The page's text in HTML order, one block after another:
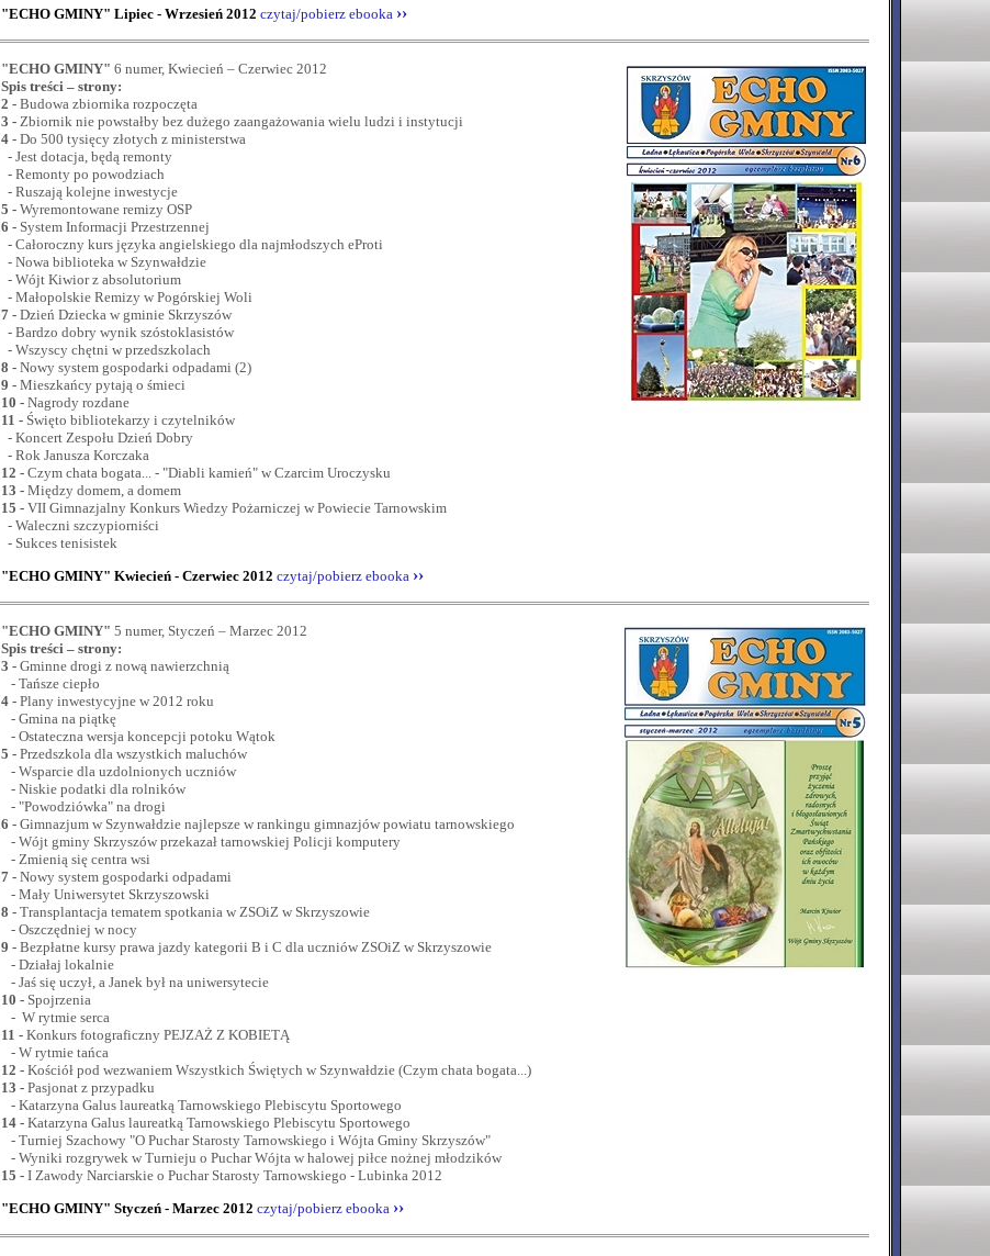
"ECHO GMINY" Lipiec - Wrzesień 2012 czytaj/pobierz ebooka ››
"ECHO GMINY" 6 numer, Kwiecień – Czerwiec 2012
Spis treści – strony:
2 - Budowa zbiornika rozpoczęta
3 - Zbiornik nie powstałby bez dużego zaangażowania wielu ludzi i instytucji
4 - Do 500 tysięcy złotych z ministerstwa
- Jest dotacja, będą remonty
- Remonty po powodziach
- Ruszają kolejne inwestycje
5 - Wyremontowane remizy OSP
6 - System Informacji Przestrzennej
- Całoroczny kurs języka angielskiego dla najmłodszych eProti
- Nowa biblioteka w Szynwałdzie
- Wójt Kiwior z absolutorium
- Małopolskie Remizy w Pogórskiej Woli
7 - Dzień Dziecka w gminie Skrzyszów
- Bardzo dobry wynik szóstoklasistów
- Wszyscy chętni w przedszkolach
8 - Nowy system gospodarki odpadami (2)
9 - Mieszkańcy pytają o śmieci
10 - Nagrody rozdane
11 - Święto bibliotekarzy i czytelników
- Koncert Zespołu Dzień Dobry
- Rok Janusza Korczaka
12 - Czym chata bogata... - "Diabli kamień" w Czarcim Uroczysku
13 - Między domem, a domem
15 - VII Gimnazjalny Konkurs Wiedzy Pożarniczej w Powiecie Tarnowskim
- Waleczni szczypiorniści
- Sukces tenisistek
"ECHO GMINY" Kwiecień - Czerwiec 2012 czytaj/pobierz ebooka ››
"ECHO GMINY" 5 numer, Styczeń – Marzec 2012
Spis treści – strony:
3 - Gminne drogi z nową nawierzchnią
- Tańsze ciepło
4 - Plany inwestycyjne w 2012 roku
- Gmina na piątkę
- Ostateczna wersja koncepcji potoku Wątok
5 - Przedszkola dla wszystkich maluchów
- Wsparcie dla uzdolnionych uczniów
- Niskie podatki dla rolników
- "Powodziówka" na drogi
6 - Gimnazjum w Szynwałdzie najlepsze w rankingu gimnazjów powiatu tarnowskiego
- Wójt gminy Skrzyszów przekazał tarnowskiej Policji komputery
- Zmienią się centra wsi
7 - Nowy system gospodarki odpadami
- Mały Uniwersytet Skrzyszowski
8 - Transplantacja tematem spotkania w ZSOiZ w Skrzyszowie
- Oszczędniej w nocy
9 - Bezpłatne kursy prawa jazdy kategorii B i C dla uczniów ZSOiZ w Skrzyszowie
- Działaj lokalnie
- Jaś się uczył, a Janek był na uniwersytecie
10 - Spojrzenia
- W rytmie serca
11 - Konkurs fotograficzny PEJZAŻ Z KOBIETĄ
- W rytmie tańca
12 - Kościół pod wezwaniem Wszystkich Świętych w Szynwałdzie (Czym chata bogata...)
13 - Pasjonat z przypadku
- Katarzyna Galus laureatką Tarnowskiego Plebiscytu Sportowego
14 - Katarzyna Galus laureatką Tarnowskiego Plebiscytu Sportowego
- Turniej Szachowy "O Puchar Starosty Tarnowskiego i Wójta Gminy Skrzyszów"
- Wyniki rozgrywek w Turnieju o Puchar Wójta w halowej piłce nożnej młodzików
15 - I Zawody Narciarskie o Puchar Starosty Tarnowskiego - Lubinka 2012
"ECHO GMINY" Styczeń - Marzec 2012 czytaj/pobierz ebooka ››